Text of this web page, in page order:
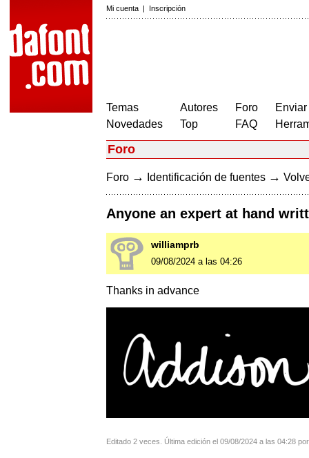
Mi cuenta | Inscripción
Temas
Novedades
Autores
Top
Foro
FAQ
Foro
Foro → Identificación de fuentes →
Anyone an expert at hand
williamprb
09/08/2024 a las 04:26
Thanks in advance
Editado 2 veces. Última edición el 09/08/2024 a las 04:28